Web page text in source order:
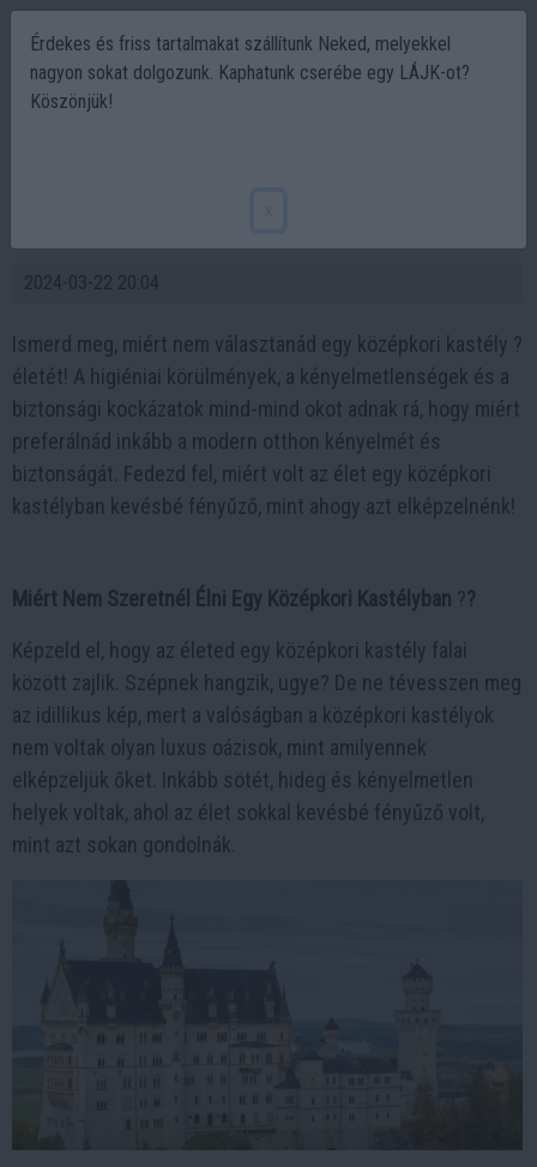
2024-03-22 20:04
Ismerd meg, miért nem választanád egy középkori kastély ?
életét! A higiéniai körülmények, a kényelmetlenségek és a
biztonsági kockázatok mind-mind okot adnak rá, hogy miért
preferálnád inkább a modern otthon kényelmét és
biztonságát. Fedezd fel, miért volt az élet egy középkori
kastélyban kevésbé fényűző, mint ahogy azt elképzelnénk!
Miért Nem Szeretnél Élni Egy Középkori Kastélyban ??
Képzeld el, hogy az életed egy középkori kastély falai
között zajlik. Szépnek hangzik, ugye? De ne tévesszen meg
az idillikus kép, mert a valóságban a középkori kastélyok
nem voltak olyan luxus oázisok, mint amilyennek
elképzeljük őket. Inkább sötét, hideg és kényelmetlen
helyek voltak, ahol az élet sokkal kevésbé fényűző volt,
mint azt sokan gondolnák.
Érdekes és friss tartalmakat szállítunk Neked, melyekkel
nagyon sokat dolgozunk. Kaphatunk cserébe egy LÁJK-ot?
Köszönjük!